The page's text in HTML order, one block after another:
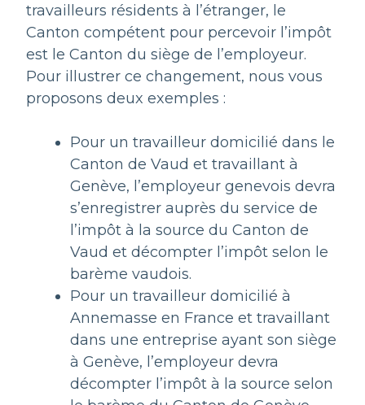
travailleurs résidents à l’étranger, le
Canton compétent pour percevoir l’impôt
est le Canton du siège de l’employeur.
Pour illustrer ce changement, nous vous
proposons deux exemples :
Pour un travailleur domicilié dans le
Canton de Vaud et travaillant à
Genève, l’employeur genevois devra
s’enregistrer auprès du service de
l’impôt à la source du Canton de
Vaud et décompter l’impôt selon le
barème vaudois.
Pour un travailleur domicilié à
Annemasse en France et travaillant
dans une entreprise ayant son siège
à Genève, l’employeur devra
décompter l’impôt à la source selon